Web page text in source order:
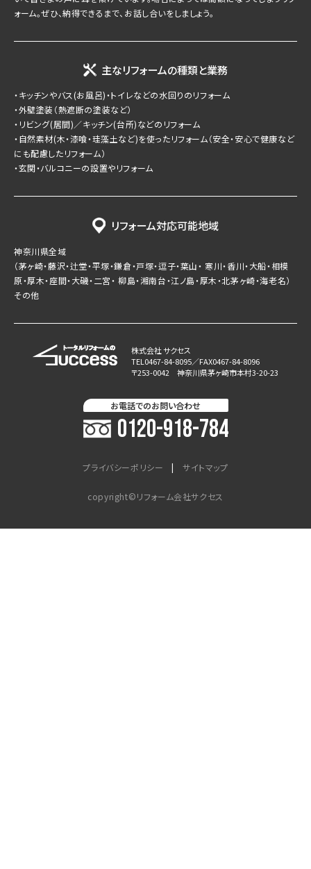
ォーム。ぜひ、納得できるまで、お話し合いをしましょう。
主なリフォームの種類と業務
・キッチンやバス(お風呂)・トイレなどの水回りのリフォーム
・外壁塗装（熱遮断の塗装など）
・リビング(居間)／キッチン(台所)などのリフォーム
・自然素材(木・漆喰・珪藻土など)を使ったリフォーム（安全・安心で健康など
にも配慮したリフォーム）
・玄関・バルコニーの設置やリフォーム
リフォーム対応可能地域
神奈川県全域
（茅ヶ崎・藤沢・辻堂・平塚・鎌倉・戸塚・逗子・葉山・ 寒川・香川・大船・相模
原・厚木・座間・大磯・二宮・ 柳島・湘南台・江ノ島・厚木・北茅ヶ崎・海老名）
その他
株式会社 サクセス
TEL0467-84-8095／FAX0467-84-8096
〒253-0042 神奈川県茅ヶ崎市本村3-20-23
お電話でのお問い合わせ
0120-918-784
copyright©リフォーム会社サクセス
プライバシーポリシー サイトマップ